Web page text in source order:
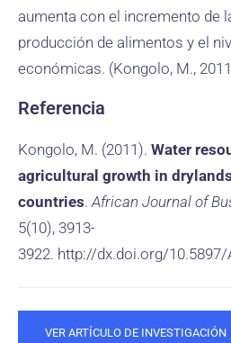
aumenta con el incremento de
producción de alimentos y el
económicas. (Kongolo, M.,
Referencia
Kongolo, M. (2011). Water
agricultural growth in
countries.African Journal of
5(10), 3913-
3922. http://dx.doi.org/
VER ARTÍCULO DE INVESTIGACIÓN